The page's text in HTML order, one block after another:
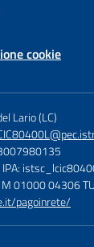
cookie
Lario (LC)
IPA:
M 01000 04306
pagoinrete/